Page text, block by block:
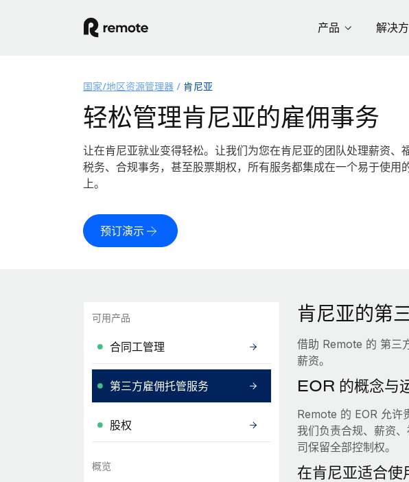
产品 解决
国家/地区资源管理器 肯尼亚
轻松管理肯尼亚的雇佣事务
让在肯尼亚就业变得轻松。让我们为您在肯尼亚的团队处理薪资、
税务、合规事务，甚至股票期权，所有服务都集成在一个易于使用
上。
预订演示
可用产品
合同工管理
第三方雇佣托管服务
股权
概览
肯尼亚的第
借助 Remote 的 第三
薪资。
EOR 的概念与
Remote 的 EOR 允许
我们负责合规、薪资
司保留全部控制权。
在肯尼亚适合